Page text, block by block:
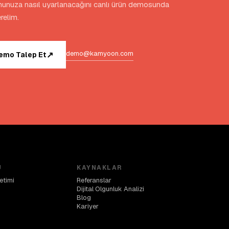
nasıl uyarlanacağını canlı ürün demosunda
Talep Et↗ demo@kamyoon.com
KAYNAKLAR
Referanslar
Dijital Olgunluk Analizi
Blog
Kariyer